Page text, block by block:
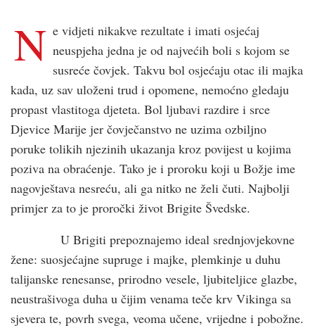
N e vidjeti nikakve rezultate i imati osjećaj
neuspjeha jedna je od najvećih boli s kojom se
susreće čovjek. Takvu bol osjećaju otac ili majka
kada, uz sav uloženi trud i opomene, nemoćno gledaju
propast vlastitoga djeteta. Bol ljubavi razdire i srce
Djevice Marije jer čovječanstvo ne uzima ozbiljno
poruke tolikih njezinih ukazanja kroz povijest u kojima
poziva na obraćenje. Tako je i proroku koji u Božje ime
nagovještava nesreću, ali ga nitko ne želi čuti. Najbolji
primjer za to je proročki život Brigite Švedske.
U Brigiti prepoznajemo ideal srednjovjekovne
žene: suosjećajne supruge i majke, plemkinje u duhu
talijanske renesanse, prirodno vesele, ljubiteljice glazbe,
neustrašivoga duha u čijim venama teče krv Vikinga sa
sjevera te, povrh svega, veoma učene, vrijedne i pobožne.